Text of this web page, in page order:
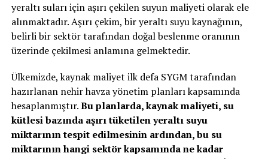
yeraltı suları için aşırı çekilen suyun maliyeti olarak ele
alınmaktadır. Aşırı çekim, bir yeraltı suyu kaynağının,
belirli bir sektör tarafından doğal beslenme oranının
üzerinde çekilmesi anlamına gelmektedir.
Ülkemizde, kaynak maliyet ilk defa SYGM tarafından
hazırlanan nehir havza yönetim planları kapsamında
hesaplanmıştır.Bu planlarda, kaynak maliyeti, su
kütlesi bazında aşırı tüketilen yeraltı suyu
miktarının tespit edilmesinin ardından, bu su
miktarının hangi sektör kapsamında ne kadar